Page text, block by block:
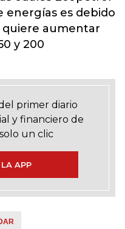
energías es debido
quiere aumentar
y 200
primer diario
y financiero de
un clic
LA APP